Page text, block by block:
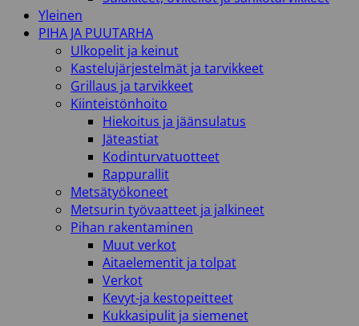
Yleinen
PIHA JA PUUTARHA
Ulkopelit ja keinut
Kastelujärjestelmät ja tarvikkeet
Grillaus ja tarvikkeet
Kiinteistönhoito
Hiekoitus ja jäänsulatus
Jäteastiat
Kodinturvatuotteet
Rappurallit
Metsätyökoneet
Metsurin työvaatteet ja jalkineet
Pihan rakentaminen
Muut verkot
Aitaelementit ja tolpat
Verkot
Kevyt-ja kestopeitteet
Kukkasipulit ja siemenet